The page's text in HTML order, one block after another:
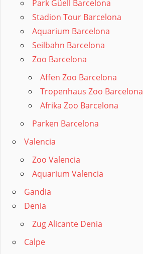
Park Güell Barcelona
Stadion Tour Barcelona
Aquarium Barcelona
Seilbahn Barcelona
Zoo Barcelona
Affen Zoo Barcelona
Tropenhaus Zoo Barcelona
Afrika Zoo Barcelona
Parken Barcelona
Valencia
Zoo Valencia
Aquarium Valencia
Gandia
Denia
Zug Alicante Denia
Calpe